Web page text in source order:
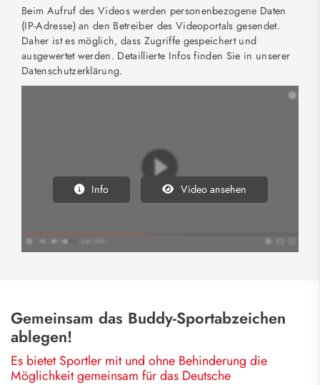
Beim Aufruf des Videos werden personenbezogene Daten
(IP-Adresse) an den Betreiber des Videoportals gesendet.
Daher ist es möglich, dass Zugriffe gespeichert und
ausgewertet werden. Detaillierte Infos finden Sie in unserer
Datenschutzerklärung.
Info Video ansehen
Gemeinsam das Buddy-Sportabzeichen
ablegen!
Es bietet Sportler mit und ohne Behinderung die
Möglichkeit gemeinsam für das Deutsche